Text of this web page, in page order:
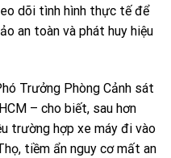
dõi tình hình thực tế để
an toàn và phát huy hiệu
Trưởng Phòng Cảnh sát
– cho biết, sau hơn
trường hợp xe máy đi vào
tiềm ẩn nguy cơ mất an